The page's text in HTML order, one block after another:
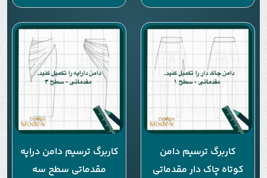
کاربرگ ترسیم دامن
کوتاه چاک دار مقدماتی
کاربرگ ترسیم دامن دراپه
مقدماتی سطح سه